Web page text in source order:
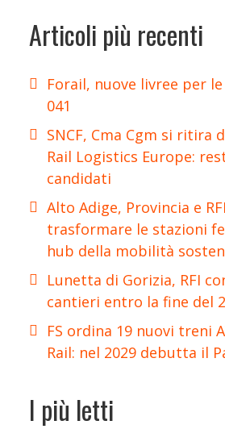
Articoli più recenti
Forail, nuove livree per le
041
SNCF, Cma Cgm si ritira
Rail Logistics Europe:
candidati
Alto Adige, Provincia e
trasformare le stazioni
hub della mobilità
Lunetta di Gorizia, RFI
cantieri entro la fine del
FS ordina 19 nuovi treni
Rail: nel 2029 debutta il
I più letti